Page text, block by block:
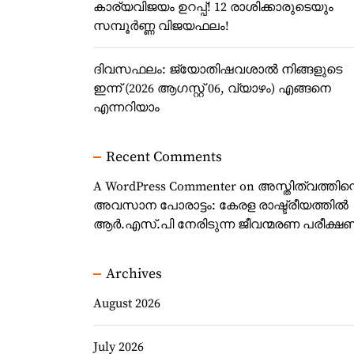
കാര്യവിജയം ഉറപ്പ്! 12 രാശിക്കാരുടെയും
സമ്പൂർണ്ണ വിജയഫലം!
ദിവസഫലം: ജ്യോതിഷവശാൽ നിങ്ങളുടെ
ഇന്ന്‌ (2026 ആഗസ്റ്റ് 06, വ്യാഴം) എങ്ങനെ
എന്നറിയാം
Recent Comments
A WordPress Commenter on
അവസാന പോരാട്ടം: കേരള രാഷ്ട്രീയത്തിൽ
ആർ.എസ്.പി നേരിടുന്ന ജീവന്മരണ
Archives
August 2026
July 2026